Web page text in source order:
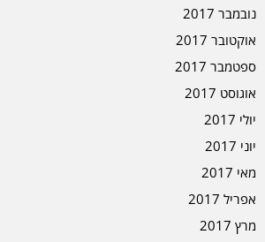
נובמבר 2017
אוקטובר 2017
ספטמבר 2017
אוגוסט 2017
יולי 2017
יוני 2017
מאי 2017
אפריל 2017
מרץ 2017